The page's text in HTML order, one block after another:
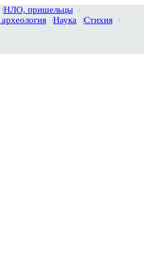
НЛО, пришельцы
Наука
Стихия